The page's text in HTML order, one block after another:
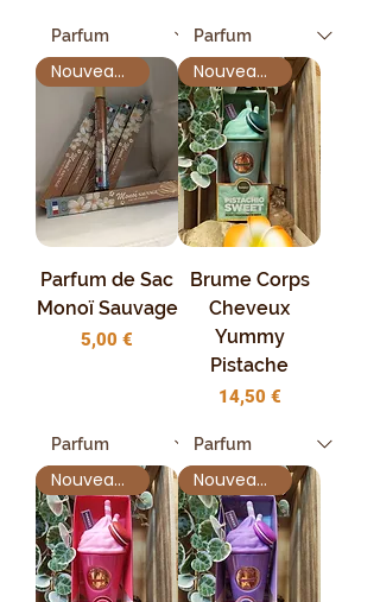
Nouveauté !
Parfum de Sac
Monoï Sauvage
Prix
5,00 €
Nouveauté !
Brume Corps
Cheveux
Yummy
Pistache
Prix
14,50 €
Nouveauté ! Nouveauté !